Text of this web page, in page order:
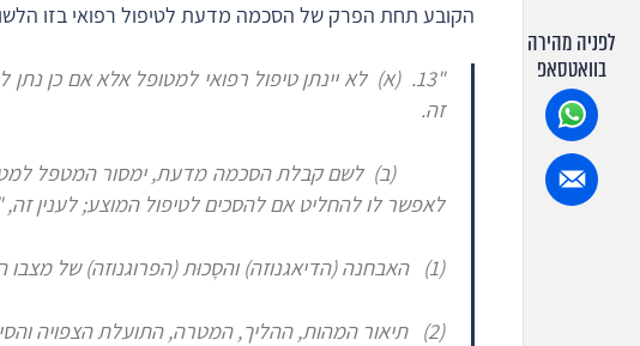
הקובע תחת הפרק של הסכמה מדעת לטיפול רפואי בזו
"13. (א)לא יינתן טיפול רפואי למטופל אלא אם כן
זה.
(ב) לשם קבלת הסכמה מדעת, ימסור המטפל
לאפשר לו להחליט אםלהסכים לטיפול המוצע; לענין
(1) האבחנה (הדיאגנוזה) והסָכוּת (הפרוגנוזה) של מצבו
(2) תיאור המהות, ההליך, המטרה, התועלת הצפויה
לפניה מהירה
בוואטסאפ